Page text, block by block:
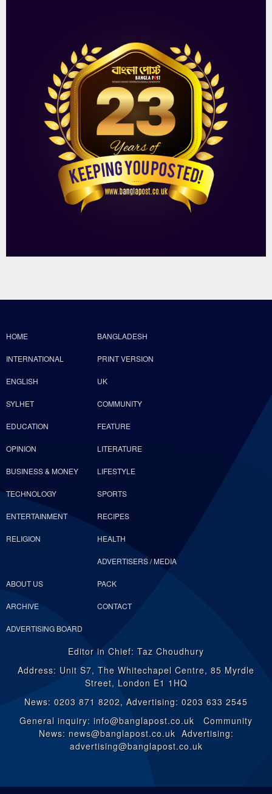
HOME BANGLADESH
INTERNATIONAL PRINT VERSION
ENGLISH UK
SYLHET COMMUNITY
EDUCATION FEATURE
OPINION LITERATURE
BUSINESS & MONEY LIFESTYLE
TECHNOLOGY SPORTS
ENTERTAINMENT RECIPES
RELIGION HEALTH
ABOUT US
ADVERTISERS / MEDIA
PACK
ARCHIVE CONTACT
ADVERTISING BOARD
Editor in Chief: Taz Choudhury
Address: Unit S7, The Whitechapel Centre, 85 Myrdle
Street, London E1 1HQ
News: 0203 871 8202, Advertising: 0203 633 2545
General inquiry: info@banglapost.co.uk Community
News: news@banglapost.co.uk Advertising:
advertising@banglapost.co.uk